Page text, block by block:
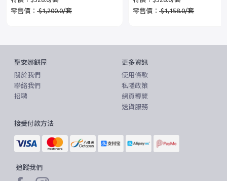
零售價： $1,200.0/套
零售價：$1,158.0/套
聖安娜餅屋
關於我們
聯絡我們
招聘
更多資訊
使用條款
私隱政策
網頁導覽
送貨服務
接受付款方法
追蹤我們